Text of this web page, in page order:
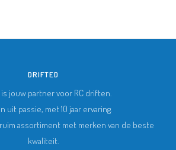
DRIFTED
jouw partner voor RC driften.
uit passie, met 10 jaar ervaring.
assortiment met merken van de beste
kwaliteit.